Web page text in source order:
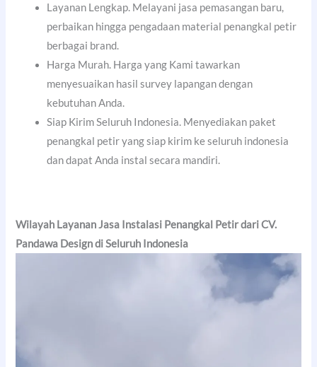
Layanan Lengkap. Melayani jasa pemasangan baru,
perbaikan hingga pengadaan material penangkal petir
berbagai brand.
Harga Murah. Harga yang Kami tawarkan
menyesuaikan hasil survey lapangan dengan
kebutuhan Anda.
Siap Kirim Seluruh Indonesia. Menyediakan paket
penangkal petir yang siap kirim ke seluruh indonesia
dan dapat Anda instal secara mandiri.
Wilayah Layanan Jasa Instalasi Penangkal Petir dari CV.
Pandawa Design di Seluruh Indonesia